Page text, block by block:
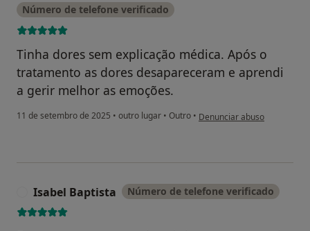
Número de telefone verificado
Tinha dores sem explicação médica. Após o
tratamento as dores desapareceram e aprendi
a gerir melhor as emoções.
11 de setembro de 2025 • outro lugar • Outro • na opinião do utilizador
Denunciar abuso
Isabel Baptista Número de telefone verificado